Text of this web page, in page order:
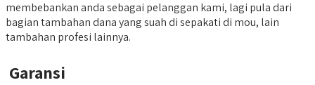
membebankan anda sebagai pelanggan kami, lagi pula dari
bagian tambahan dana yang suah di sepakati di mou, lain
tambahan profesi lainnya.
Garansi